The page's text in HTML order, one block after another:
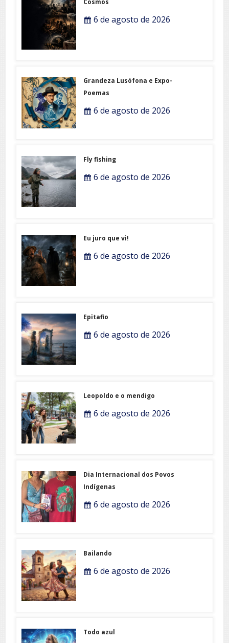
6 de agosto de 2026
Grandeza Lusófona e Expo-
Poemas
6 de agosto de 2026
Fly fishing
6 de agosto de 2026
Eu juro que vi!
6 de agosto de 2026
Epitafio
6 de agosto de 2026
Leopoldo e o mendigo
6 de agosto de 2026
Dia Internacional dos Povos
Indígenas
6 de agosto de 2026
Bailando
6 de agosto de 2026
Todo azul